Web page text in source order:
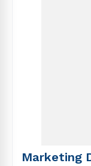
Marketing